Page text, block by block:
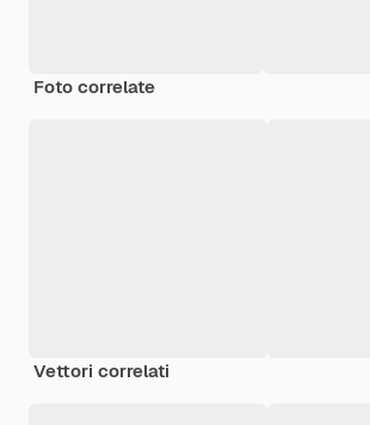
Foto correlate
Vettori correlati